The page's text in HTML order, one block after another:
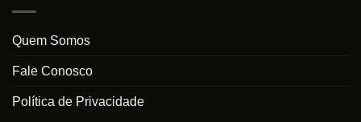
Quem Somos
Fale Conosco
Política de Privacidade